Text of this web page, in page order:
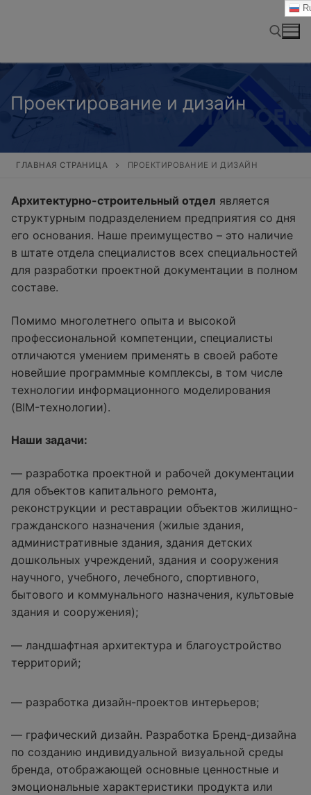
Проектирование и дизайн
ГЛАВНАЯ СТРАНИЦА ПРОЕКТИРОВАНИЕ И ДИЗАЙН
Архитектурно-строительный отдел является
структурным подразделением предприятия со дня
его основания. Наше преимущество – это наличие
в штате отдела специалистов всех специальностей
для разработки проектной документации в полном
составе.
Помимо многолетнего опыта и высокой
профессиональной компетенции, специалисты
отличаются умением применять в своей работе
новейшие программные комплексы, в том числе
технологии информационного моделирования
(BIM-технологии).
Наши задачи:
— разработка проектной и рабочей документации
для объектов капитального ремонта,
реконструкции и реставрации объектов жилищно-
гражданского назначения (жилые здания,
административные здания, здания детских
дошкольных учреждений, здания и сооружения
научного, учебного, лечебного, спортивного,
бытового и коммунального назначения, культовые
здания и сооружения);
— ландшафтная архитектура и благоустройство
территорий;
— разработка дизайн-проектов интерьеров;
— графический дизайн. Разработка Бренд-дизайна
по созданию индивидуальной визуальной среды
бренда, отображающей основные ценностные и
эмоциональные характеристики продукта или